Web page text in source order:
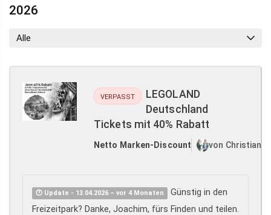
2026
Alle
VERPASST
LEGOLAND
Deutschland
Tickets mit 40% Rabatt
Netto Marken-Discount von Christian
🕐 Update - 13.04.2026 – vor 4 Monaten
Günstig in den
Freizeitpark? Danke, Joachim, fürs Finden und teilen.